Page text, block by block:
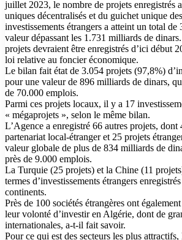
juillet 2023, le nombre de projets enregistrés
uniques décentralisés et du guichet unique
investissements étrangers a atteint un total de
valeur dépassant les 1.731 milliards de
projets devraient être enregistrés d’ici début
loi relative au foncier économique.
Le bilan fait état de 3.054 projets (97,8%)
pour une valeur de 896 milliards de dinars,
de 70.000 emplois.
Parmi ces projets locaux, il y a 17
« mégaprojets », selon le même bilan.
L’Agence a enregistré 66 autres projets, dont
partenariat local-étranger et 25 projets
valeur globale de plus de 834 milliards de
près de 9.000 emplois.
La Turquie (25 projets) et la Chine (11
termes d’investissements étrangers
continents.
Près de 100 sociétés étrangères ont
leur volonté d’investir en Algérie, dont de
internationales, a-t-il fait savoir.
Pour ce qui est des secteurs les plus attractifs,